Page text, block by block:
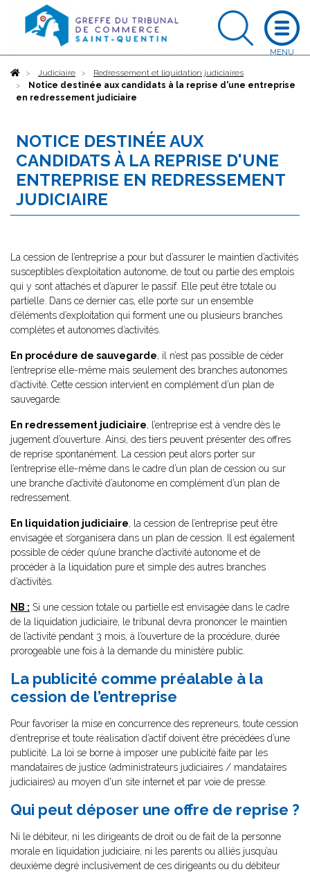
AccueilJudiciaire
Redressement et liquidation judiciaires
Notice destinée aux candidats à la reprise d'une entreprise
en redressement judiciaire
NOTICE DESTINÉE AUX
CANDIDATS À LA REPRISE D'UNE
ENTREPRISE EN REDRESSEMENT
JUDICIAIRE
La cession de l’entreprise a pour but d’assurer le maintien d’activités
susceptibles d’exploitation autonome, de tout ou partie des emplois
qui y sont attachés et d’apurer le passif. Elle peut être totale ou
partielle. Dans ce dernier cas, elle porte sur un ensemble
d’éléments d’exploitation qui forment une ou plusieurs branches
complètes et autonomes d’activités.
En procédure de sauvegarde, il n’est pas possible de céder
l’entreprise elle-même mais seulement des branches autonomes
d’activité. Cette cession intervient en complément d’un plan de
sauvegarde.
En redressement judiciaire, l’entreprise est à vendre dès le
jugement d’ouverture. Ainsi, des tiers peuvent présenter des offres
de reprise spontanément. La cession peut alors porter sur
l’entreprise elle-même dans le cadre d’un plan de cession ou sur
une branche d’activité d’autonome en complément d’un plan de
redressement.
En liquidation judiciaire, la cession de l’entreprise peut être
envisagée et s’organisera dans un plan de cession. Il est également
possible de céder qu’une branche d’activité autonome et de
procéder à la liquidation pure et simple des autres branches
d’activités.
NB : Si une cession totale ou partielle est envisagée dans le cadre
de la liquidation judiciaire, le tribunal devra prononcer le maintien
de l’activité pendant 3 mois, à l’ouverture de la procédure, durée
prorogeable une fois à la demande du ministère public.
La publicité comme préalable à la
cession de l’entreprise
Pour favoriser la mise en concurrence des repreneurs, toute cession
d’entreprise et toute réalisation d’actif doivent être précédées d’une
publicité. La loi se borne à imposer une publicité faite par les
mandataires de justice (administrateurs judiciaires / mandataires
judiciaires) au moyen d'un site internet et par voie de presse.
Qui peut déposer une offre de reprise ?
Ni le débiteur, ni les dirigeants de droit ou de fait de la personne
morale en liquidation judiciaire, ni les parents ou alliés jusqu’au
deuxième degré inclusivement de ces dirigeants ou du débiteur